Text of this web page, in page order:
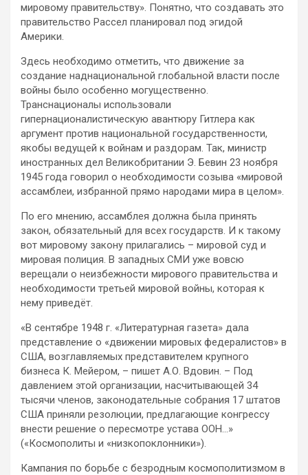
мировому правительству». Понятно, что создавать это
правительство Рассел планировал под эгидой
Америки.
Здесь необходимо отметить, что движение за
создание наднациональной глобальной власти после
войны было особенно могущественно.
Транснационалы использовали
гипернационалистическую авантюру Гитлера как
аргумент против национальной государственности,
якобы ведущей к войнам и раздорам. Так, министр
иностранных дел Великобритании Э. Бевин 23 ноября
1945 года говорил о необходимости созыва «мировой
ассамблеи, избранной прямо народами мира в целом».
По его мнению, ассамблея должна была принять
закон, обязательный для всех государств. И к такому
вот мировому закону прилагались – мировой суд и
мировая полиция. В западных СМИ уже вовсю
верещали о неизбежности мирового правительства и
необходимости третьей мировой войны, которая к
нему приведёт.
«В сентябре 1948 г. «Литературная газета» дала
представление о «движении мировых федералистов» в
США, возглавляемых представителем крупного
бизнеса К. Мейером, – пишет А.О. Вдовин. – Под
давлением этой организации, насчитывающей 34
тысячи членов, законодательные собрания 17 штатов
США приняли резолюции, предлагающие конгрессу
внести решение о пересмотре устава ООН…»
(«Космополиты и «низкопоклонники»).
Кампания по борьбе с безродным космополитизмом в